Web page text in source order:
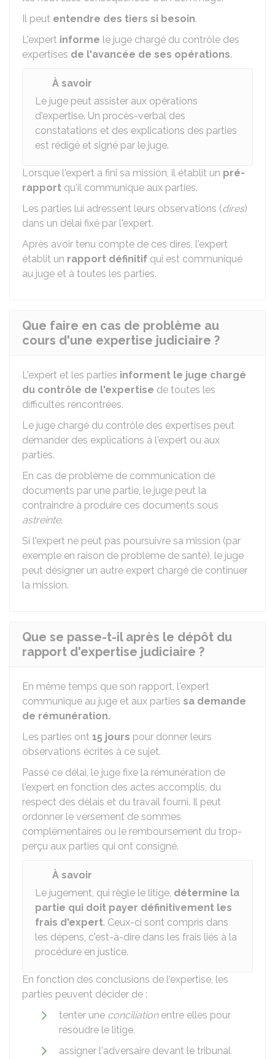
Il peut entendre des tiers si besoin.
L'expert informe le juge chargé du contrôle des
expertises de l'avancée de ses opérations.
À savoir
Le juge peut assister aux opérations
d'expertise. Un procès-verbal des
constatations et des explications des parties
est rédigé et signé par le juge.
Lorsque l'expert a fini sa mission, il établit un pré-
rapport qu'il communique aux parties.
Les parties lui adressent leurs observations (dires)
dans un délai fixé par l'expert.
Après avoir tenu compte de ces dires, l'expert
établit un rapport définitif qui est communiqué
au juge et à toutes les parties.
Que faire en cas de problème au
cours d'une expertise judiciaire ?
L'expert et les parties informent le juge chargé
du contrôle de l'expertise de toutes les
difficultés rencontrées.
Le juge chargé du contrôle des expertises peut
demander des explications à l'expert ou aux
parties.
En cas de problème de communication de
documents par une partie, le juge peut la
contraindre à produire ces documents sous
astreinte.
Si l'expert ne peut pas poursuivre sa mission (par
exemple en raison de problème de santé), le juge
peut désigner un autre expert chargé de continuer
la mission.
Que se passe-t-il après le dépôt du
rapport d'expertise judiciaire ?
En même temps que son rapport, l'expert
communique au juge et aux parties sa demande
de rémunération.
Les parties ont 15 jours pour donner leurs
observations écrites à ce sujet.
Passé ce délai, le juge fixe la rémunération de
l'expert en fonction des actes accomplis, du
respect des délais et du travail fourni. Il peut
ordonner le versement de sommes
complémentaires ou le remboursement du trop-
perçu aux parties qui ont consigné.
À savoir
Le jugement, qui règle le litige, détermine la
partie qui doit payer définitivement les
frais d'expert. Ceux-ci sont compris dans
les dépens, c'est-à-dire dans les frais liés à la
procédure en justice.
En fonction des conclusions de l'expertise, les
parties peuvent décider de :
tenter une conciliationentre elles pour
résoudre le litige,
assigner l'adversaire devant le tribunal